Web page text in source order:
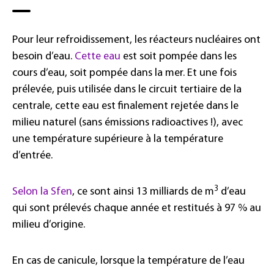
Pour leur refroidissement, les réacteurs nucléaires ont
besoin d’eau. Cette eau est soit pompée dans les
cours d’eau, soit pompée dans la mer. Et une fois
prélevée, puis utilisée dans le circuit tertiaire de la
centrale, cette eau est finalement rejetée dans le
milieu naturel (sans émissions radioactives !), avec
une température supérieure à la température
d’entrée.
Selon la Sfen, ce sont ainsi 13 milliards de m3 d’eau
qui sont prélevés chaque année et restitués à 97 % au
milieu d’origine.
En cas de canicule, lorsque la température de l’eau